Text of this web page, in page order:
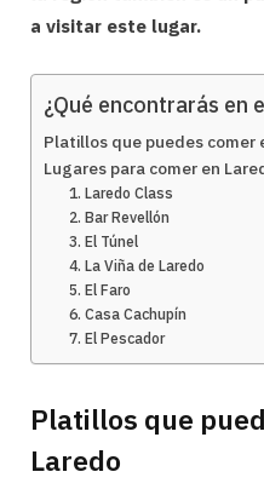
a visitar este lugar.
¿Qué encontrarás en
Platillos que puedes comer
Lugares para comer en
1. Laredo Class
2. Bar Revellón
3. El Túnel
4. La Viña de Laredo
5. El Faro
6. Casa Cachupín
7. El Pescador
Platillos que
Laredo